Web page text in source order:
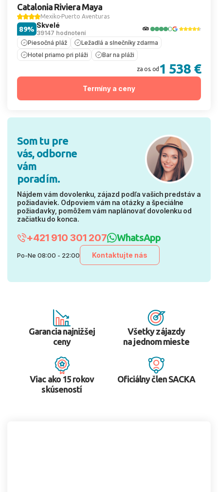
Catalonia Riviera Maya
Mexiko Puerto Aventuras
Skvelé
39147 hodnotení
89%
Piesočná pláž
Ležadlá a slnečníky zdarma
Hotel priamo pri pláži
Bar na pláži
za os. od 1 538 €
Termíny a ceny
Som tu pre
vás, odborne
vám
poradím.
Nájdem vám dovolenku, zájazd podľa vašich predstáv a
požiadaviek. Odpoviem vám na otázky a špeciálne
požiadavky, pomôžem vám naplánovať dovolenku od
začiatku do konca.
+421 910 301 207 WhatsApp
Po-Ne 08:00 - 22:00 Kontaktujte nás
Garancia najnižšej
ceny
Všetky zájazdy
na jednom mieste
Viac ako 15 rokov
skúseností
Oficiálny člen SACKA